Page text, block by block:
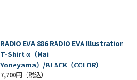
RADIO EVA 886 RADIO EVA Illustration
T-Shirt α（Mai
Yoneyama）/BLACK（COLOR）
7,700円